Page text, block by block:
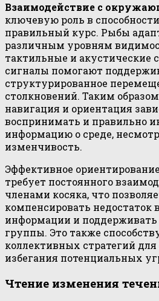
Взаимодействие с
ключевую роль в
правильный курс. Рыбы
различным уровням
тактильные и акустические
сигналы помогают
структурированное
столкновений. Таким
навигация и ориентация
воспринимать и правильно
информацию о среде,
изменчивость.
Эффективное
требует постоянного
членами косяка, что
компенсировать недостаток
информации и поддерживать
группы. Это также
коллективных стратегий
избегания потенциальных
Чтение изменения